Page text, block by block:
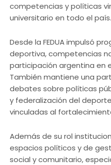
competencias y políticas
universitario en todo el país.
Desde la FEDUA impulsó
deportiva, competencias
participación argentina en
También mantiene una
debates sobre políticas
y federalización del
vinculadas al
Además de su rol
espacios políticos y de
social y comunitario,